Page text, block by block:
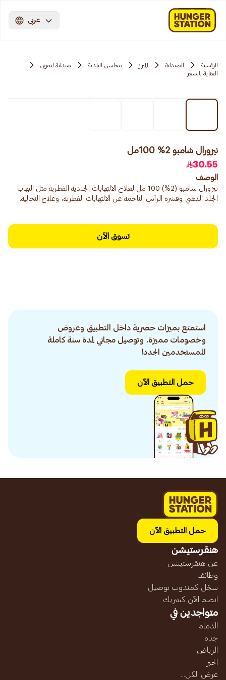
عربي
الرئيسية الصيدلية المبرز محاسن البلدية
صيدلية ليمون
العناية بالشعر
نيزورال شامبو 2% 100مل
30.55
الوصف
نيزورال شامبو (2%) 100 مل لعلاج الالتهابات الجلدية الفطرية مثل التهاب
الجلد الدهني وقشرة الرأس الناجمة عن الالتهابات الفطرية، وعلاج النخالية.
تسوق الآن
استمتع بميزات حصرية داخل التطبيق وعروض
وخصومات مميزة. وتوصيل مجاني لمدة سنة كاملة
للمستخدمين الجدد!
حمل التطبيق الآن
حمل التطبيق الآن
هنقرستيشن
عن هنقرستيشن
وظائف
سجّل كمندوب توصيل
انضم الآن كشريك
متواجدين في
الدمام
جده
الرياض
الخبر
عرض الكل...